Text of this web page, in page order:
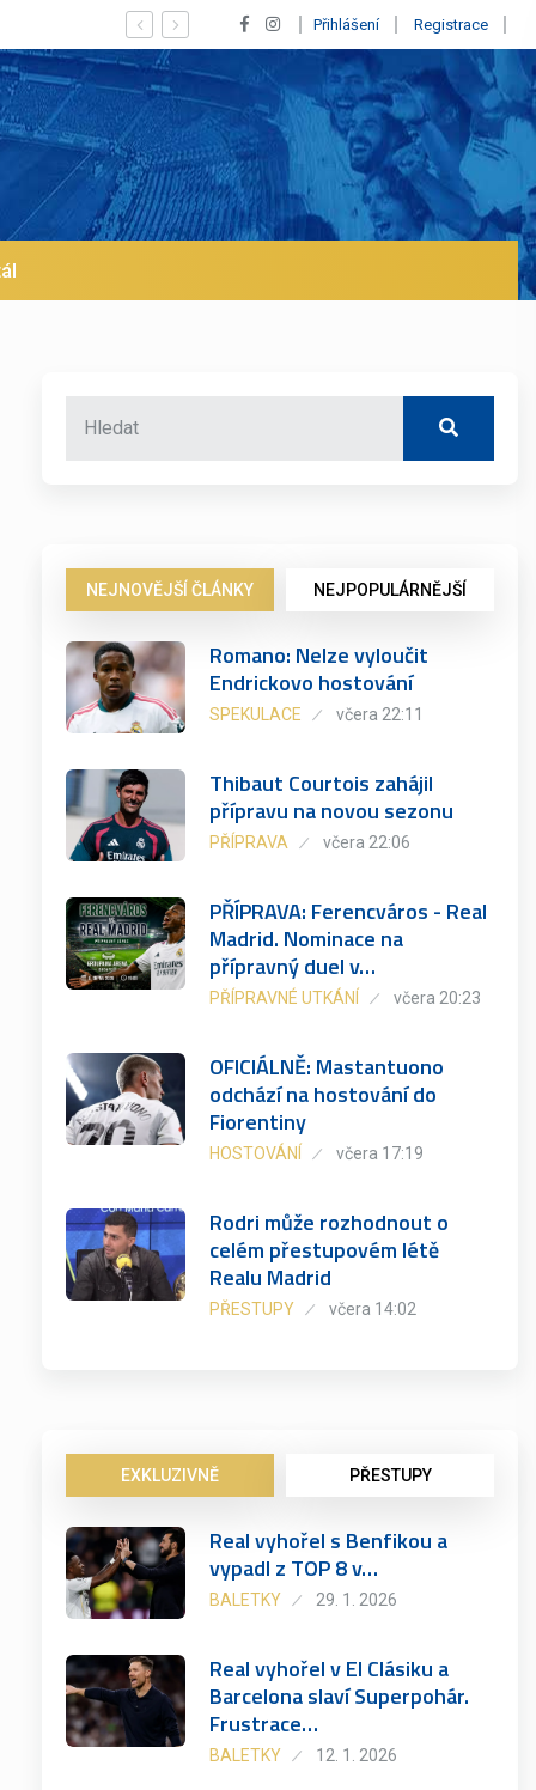
jeho odchod z Realu a pustí se klub na trh už v lednu? | BALETKY #33
Přihlášení Registrace
NEJNOVĚJŠÍ ČLÁNKY NEJPOPULÁRNĚJŠÍ
Romano: Nelze vyloučit
Endrickovo hostování
SPEKULACE včera 22:11
Thibaut Courtois zahájil
přípravu na novou sezonu
PŘÍPRAVA včera 22:06
PŘÍPRAVA: Ferencváros - Real
Madrid. Nominace na
přípravný duel v…
PŘÍPRAVNÉ UTKÁNÍ včera 20:23
OFICIÁLNĚ: Mastantuono
odchází na hostování do
Fiorentiny
HOSTOVÁNÍ včera 17:19
Rodri může rozhodnout o
celém přestupovém létě
Realu Madrid
PŘESTUPY včera 14:02
EXKLUZIVNĚ PŘESTUPY
Real vyhořel s Benfikou a
vypadl z TOP 8 v…
BALETKY 29. 1. 2026
Real vyhořel v El Clásiku a
Barcelona slaví Superpohár.
Frustrace…
BALETKY 12. 1. 2026